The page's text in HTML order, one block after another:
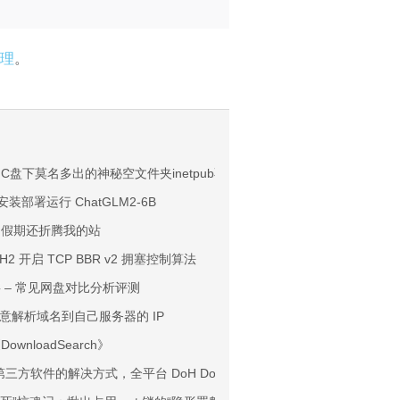
。
到平衡
款？
一键回归纯净热门流
越离谱了
理隐身”！
盘下莫名多出的神秘空文件夹inetpub不是BUG，不要删
装部署运行 ChatGLM2-6B
期还折腾我的站
开启 TCP BBR v2 拥塞控制算法
常见网盘对比分析评测
解析域名到自己服务器的 IP
》
三方软件的解决方式，全平台 DoH DoT 设置教程